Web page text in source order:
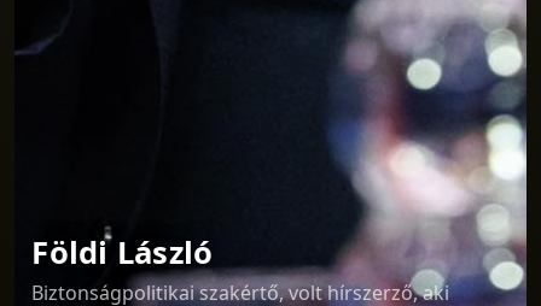
Földi László
Biztonságpolitikai szakértő, volt hírszerző, aki